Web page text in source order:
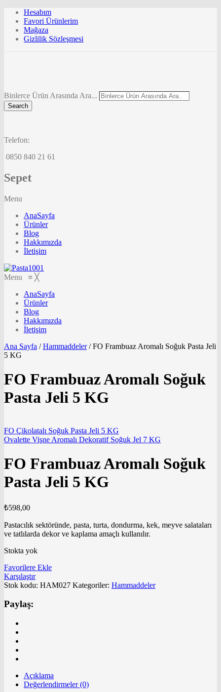
Hesabım
Favori Ürünlerim
Mağaza
Gizlilik Sözleşmesi
Binlerce Ürün Arasında Ara...
Search
Telefon:
0850 840 21 61
Sepet
Menu
AnaSayfa
Ürünler
Blog
Hakkımızda
İletişim
Menu ≡ ╳
AnaSayfa
Ürünler
Blog
Hakkımızda
İletişim
Ana Sayfa / Hammaddeler /FO Frambuaz Aromalı Soğuk Pasta Jeli
5 KG
FO Frambuaz Aromalı Soğuk
Pasta Jeli 5 KG
FO Çikolatalı Soğuk Pasta Jeli 5 KG
Ovalette Vişne Aromalı Dekoratif Soğuk Jel 7 KG
FO Frambuaz Aromalı Soğuk
Pasta Jeli 5 KG
₺598,00
Pastacılık sektöründe, pasta, turta, dondurma, kek, meyve salataları
ve tatlılarda dekor ve kaplama amaçlı kullanılır.
Stokta yok
Favorilere Ekle
Karşılaştır
Stok kodu: HAM027 Kategoriler: Hammaddeler
Paylaş:
Açıklama
Değerlendirmeler (0)